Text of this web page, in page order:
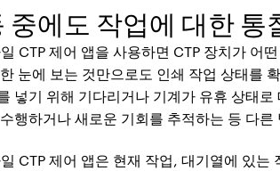
중에도 작업에 대한
CTP 제어 앱을 사용하면 CTP 장치가 어
눈에 보는 것만으로도 인쇄 작업 상태를
넣기 위해 기다리거나 기계가 유휴 상태
행하거나 새로운 기회를 추적하는 등 다
CTP 제어 앱은 현재 작업, 대기열에 있